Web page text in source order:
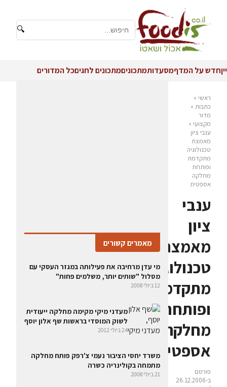
🔍
ייןחדש על המדףמסעדותמתכוניםמתכונים לחגיםכל המדורים
ראשי »
כתבות »
מדור
מקצועי »
ענבי ציון
מאמצת
טכנולוגיה
מתקדמת
ופותחת
מחלקה
אספטית
ענבי
ציון
מאמצת
טכנולוגיה
מתקדמת
ופותחת
מחלקה
אספטית
פורסם
ב-26.12.2006
מאמרים קשורים
מי עדן מרחיבה את פעילותה במגזר העסקי עם
מסלול "שותים יותר, משלמים פחות"
12 ביולי 2008
מעדני מיקי מקימה מחלקה ייעודית
לשוק המוסדי בראשות שף אלון יוסף
24 ביולי 2012
משרד יחסי הציבור נעמי צ'רפק פותח מחלקה
מתמחה בקולינריה כשרה
21 ביולי 2008